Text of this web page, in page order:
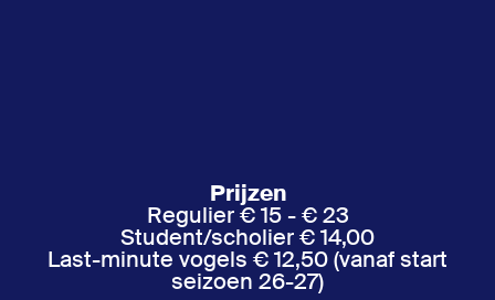
Prijzen
Regulier € 15 - € 23
Student/scholier € 14,00
Last-minute vogels € 12,50 (vanaf start
seizoen 26-27)